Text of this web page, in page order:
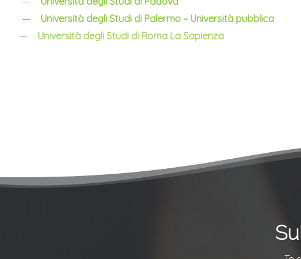
Università degli Studi di Palermo – Università pubblica
Università degli Studi di Roma La Sapienza